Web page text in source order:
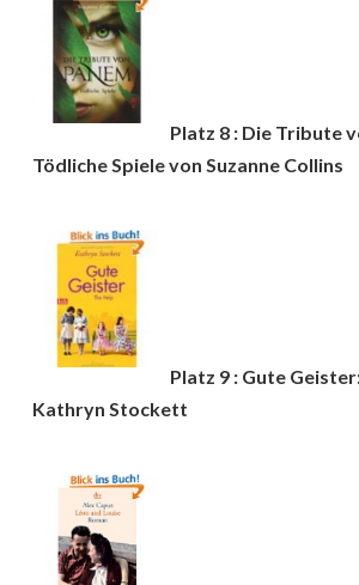
Platz 8 : Die Tribute
Tödliche Spiele von Suzanne Collins
Platz 9 : Gute
Kathryn Stockett